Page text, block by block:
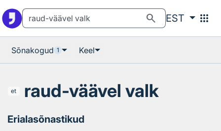
search EST apps
Sõnakogud 1 Keel
et raud-väävel valk
Erialasõnastikud